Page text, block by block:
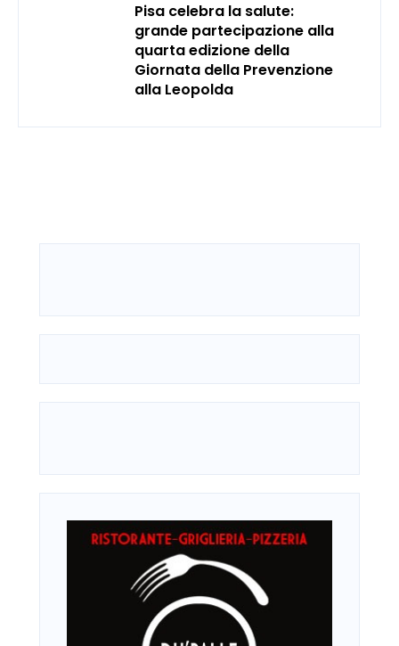
Pisa celebra la salute:
grande partecipazione alla
quarta edizione della
Giornata della Prevenzione
alla Leopolda